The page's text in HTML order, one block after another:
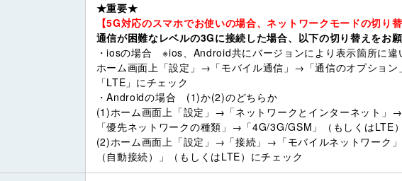
★重要★
【5G対応のスマホでお使いの場合、ネットワークモードの切り
通信が困難なレベルの3Gに接続した場合、以下の切り替えをお
・iosの場合 ※ios、Android共にバージョンにより表示箇所に違
ホーム画面上「設定」→「モバイル通信」→「通信のオプショ
「LTE」にチェック
・Androidの場合 (1)か(2)のどちらか
(1)ホーム画面上「設定」→「ネットワークとインターネット
「優先ネットワークの種類」→「4G/3G/GSM」（もしくはLTE
(2)ホーム画面上「設定」→「接続」→「モバイルネットワーク
（自動接続）」（もしくはLTE）にチェック